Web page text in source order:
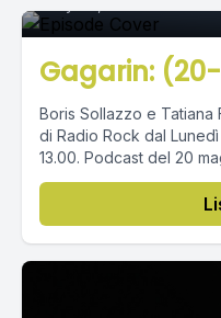
Gagarin:
Boris Sollazzo e Tatiana
di Radio Rock dal
13.00. Podcast del 20